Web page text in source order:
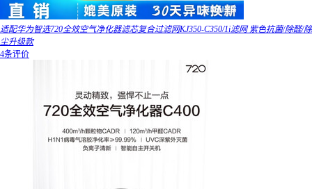
适配华为智选720全效空气净化器滤芯复合过滤网KJ350-C350/1i滤网 紫色抗菌/除醛/除
尘升级款
4条评价